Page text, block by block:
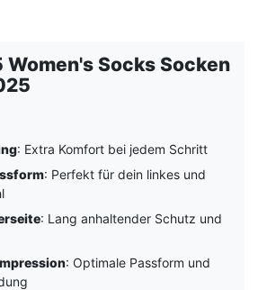
Women's Socks Socken
: Extra Komfort bei jedem Schritt
: Perfekt für dein linkes und
: Lang anhaltender Schutz und
: Optimale Passform und